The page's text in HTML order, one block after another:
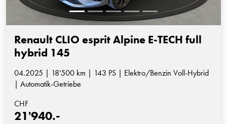
Renault CLIO esprit Alpine E-TECH full
hybrid 145
04.2025 | 18'500 km | 143 PS | Elektro/Benzin Voll-Hybrid
| Automatik-Getriebe
CHF
21'940.-